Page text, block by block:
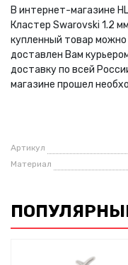
В интернет-магазине
Кластер Swarovski 1.2
купленный товар
доставлен Вам
доставку по всей
магазине прошел
Артикул
Материал